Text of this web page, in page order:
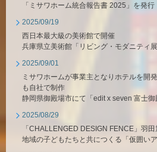
「ミサワホーム統合報告書 2025」を発行
2025/09/19
西日本最大級の美術館で開催
兵庫県立美術館「リビング・モダニティ
2025/09/01
ミサワホームが事業主となりホテルを開
も自社で制作
静岡県御殿場市にて「edit x seven 富士
2025/08/29
「CHALLENGED DESIGN FENCE」羽
地域の子どもたちと共につくる「仮囲い